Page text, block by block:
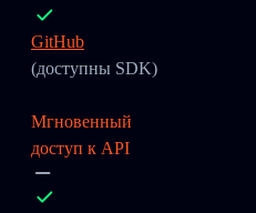
GitHub
(доступны SDK)
Мгновенный
доступ к API